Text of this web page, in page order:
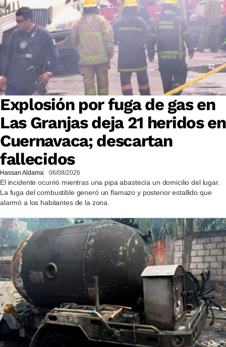
Explosión por fuga de gas en
Las Granjas deja 21 heridos en
Cuernavaca; descartan
fallecidos
Hassan Aldama 06/08/2026
El incidente ocurrió mientras una pipa abastecía un domicilio del lugar.
La fuga del combustible generó un flamazo y posterior estallido que
alarmó a los habitantes de la zona.